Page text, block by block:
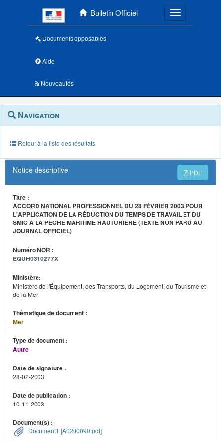
Bulletin Officiel Toggle
Documents opposables
Aide
Nouveautés
Navigation
outils
annexes
Menu
contextuel
Navigation
Retour à la liste des résultats
Notice descriptive PDF
Titre :
ACCORD NATIONAL PROFESSIONNEL DU 28 FÉVRIER 2003 POUR
L'APPLICATION DE LA RÉDUCTION DU TEMPS DE TRAVAIL ET DU
SMIC À LA PÊCHE MARITIME HAUTURIÈRE (TEXTE NON PARU AU
JOURNAL OFFICIEL)
Numéro NOR :
EQUH0310277X
Ministère:
Ministère de l'Équipement, des Transports, du Logement, du Tourisme et
de la Mer
Thématique de document :
Mer
Type de document :
Autre
Date de signature :
28-02-2003
Date de publication :
10-11-2003
Document(s) :
Document1 [A0200090.pdf]